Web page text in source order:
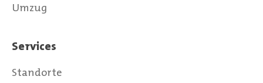
Umzug
Services
Standorte